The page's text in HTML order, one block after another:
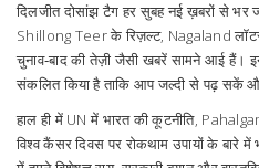
दिलजीत दोसांझ टैग हर सुबह नई ख़बरों से भर
Shillong Teer के रिज़ल्ट, Nagaland
चुनाव‑बाद की तेज़ी जैसी खबरें सामने आई हैं।
संकलित किया है ताकि आप जल्दी से पढ़ सकें
हाल ही में UN में भारत की कूटनीति,
विश्व कैंसर दिवस पर रोकथाम उपायों के बारे